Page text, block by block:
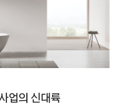
업의 신대륙